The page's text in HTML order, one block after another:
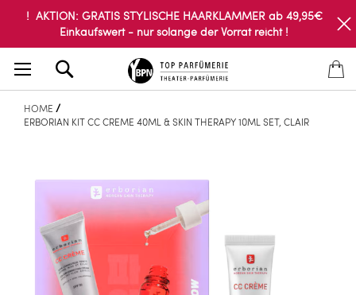
! AKTION: GRATIS STYLISCHE HAARKLAMMER ab 49,95€
Einkaufswert - nur solange der Vorrat reicht !
HOME
ERBORIAN KIT CC CREME 40ML & SKIN THERAPY 10ML SET, CLAIR